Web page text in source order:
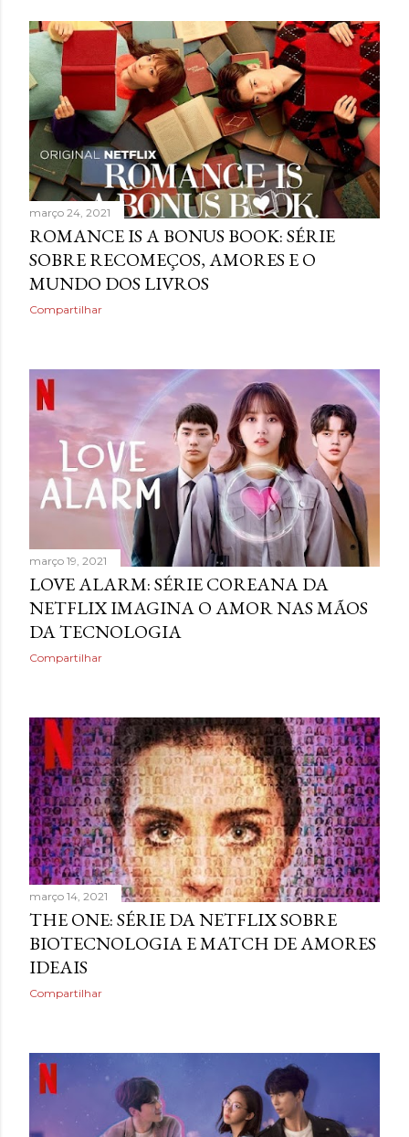
março 24, 2021
ROMANCE IS A BONUS BOOK: SÉRIE
SOBRE RECOMEÇOS, AMORES E O
MUNDO DOS LIVROS
Compartilhar
março 19, 2021
LOVE ALARM: SÉRIE COREANA DA
NETFLIX IMAGINA O AMOR NAS MÃOS
DA TECNOLOGIA
Compartilhar
março 14, 2021
THE ONE: SÉRIE DA NETFLIX SOBRE
BIOTECNOLOGIA E MATCH DE AMORES
IDEAIS
Compartilhar